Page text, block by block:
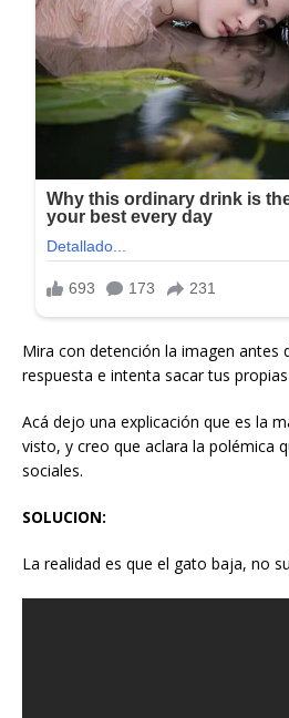
Mira con detención la imagen antes
respuesta e intenta sacar tus
Acá dejo una explicación que es la
visto, y creo que aclara la polémica
sociales.
SOLUCION:
La realidad es que el gato baja, no